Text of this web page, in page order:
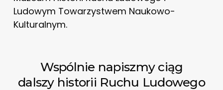
Ludowym Towarzystwem Naukowo-
Kulturalnym.
Wspólnie napiszmy ciąg
dalszy historii Ruchu Ludowego